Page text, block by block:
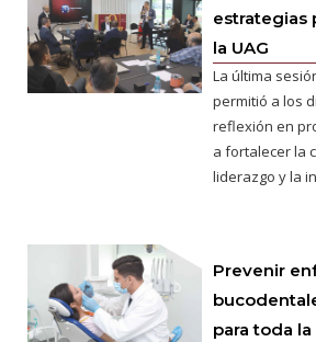
estrategias
la UAG
La última
permitió a los
reflexión en
a fortalecer la
liderazgo y la
Prevenir
para toda la